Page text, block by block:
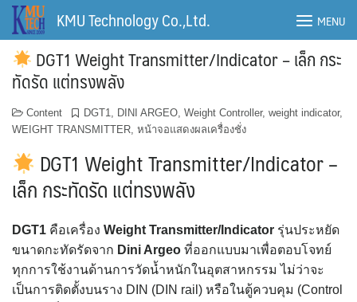
Skip
content
KMU Technology Co.,Ltd. MENU
DGT1 Weight Transmitter/Indicator – เล็ก กระ
ทัดรัด แต่ทรงพลัง
Content DGT1, DINI ARGEO, Weight Controller, weight indicator,
WEIGHT TRANSMITTER, หน้าจอแสดงผลเครื่องชั่ง
DGT1 Weight Transmitter/Indicator –
เล็ก กระทัดรัด แต่ทรงพลัง
DGT1 คือเครื่อง Weight Transmitter/Indicator รุ่นประหยัด
ขนาดกะทัดรัดจาก Dini Argeo ที่ออกแบบมาเพื่อตอบโจทย์
ทุกการใช้งานด้านการวัดน้ำหนักในอุตสาหกรรม ไม่ว่าจะ
เป็นการติดตั้งบนราง DIN (DIN rail) หรือในตู้ควบคุม (Control